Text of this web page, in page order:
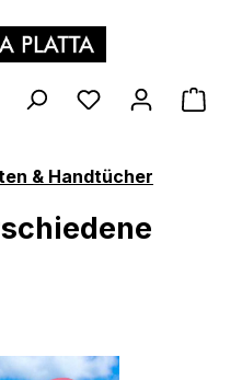
& Handtücher